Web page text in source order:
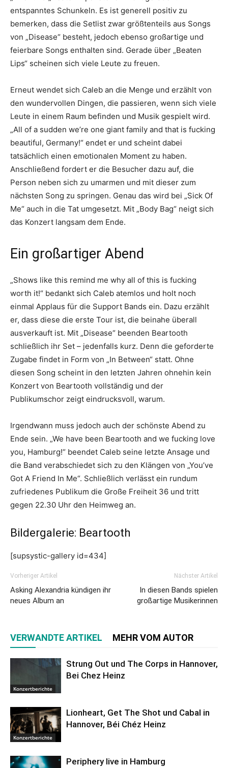
entspanntes Schunkeln. Es ist generell positiv zu
bemerken, dass die Setlist zwar größtenteils aus Songs
von „Disease“ besteht, jedoch ebenso großartige und
feierbare Songs enthalten sind. Gerade über „Beaten
Lips“ scheinen sich viele Leute zu freuen.
Erneut wendet sich Caleb an die Menge und erzählt von
den wundervollen Dingen, die passieren, wenn sich viele
Leute in einem Raum befinden und Musik gespielt wird.
„All of a sudden we’re one giant family and that is fucking
beautiful, Germany!“ endet er und scheint dabei
tatsächlich einen emotionalen Moment zu haben.
Anschließend fordert er die Besucher dazu auf, die
Person neben sich zu umarmen und mit dieser zum
nächsten Song zu springen. Genau das wird bei „Sick Of
Me“ auch in die Tat umgesetzt. Mit „Body Bag“ neigt sich
das Konzert langsam dem Ende.
Ein großartiger Abend
„Shows like this remind me why all of this is fucking
worth it!“ bedankt sich Caleb atemlos und holt noch
einmal Applaus für die Support Bands ein. Dazu erzählt
er, dass diese die erste Tour ist, die beinahe überall
ausverkauft ist. Mit „Disease“ beenden Beartooth
schließlich ihr Set – jedenfalls kurz. Denn die geforderte
Zugabe findet in Form von „In Between“ statt. Ohne
diesen Song scheint in den letzten Jahren ohnehin kein
Konzert von Beartooth vollständig und der
Publikumschor zeigt eindrucksvoll, warum.
Irgendwann muss jedoch auch der schönste Abend zu
Ende sein. „We have been Beartooth and we fucking love
you, Hamburg!“ beendet Caleb seine letzte Ansage und
die Band verabschiedet sich zu den Klängen von „You’ve
Got A Friend In Me“. Schließlich verlässt ein rundum
zufriedenes Publikum die Große Freiheit 36 und tritt
gegen 22.30 Uhr den Heimweg an.
Bildergalerie: Beartooth
[supsystic-gallery id=434]
Vorheriger Artikel
Asking Alexandria kündigen ihr
neues Album an
Nächster Artikel
In diesen Bands spielen
großartige Musikerinnen
VERWANDTE ARTIKEL MEHR VOM AUTOR
Konzertberichte
Strung Out und The Corps in Hannover,
Bei Chez Heinz
Konzertberichte
Lionheart, Get The Shot und Cabal in
Hannover, Béi Chéz Heinz
Periphery live in Hamburg